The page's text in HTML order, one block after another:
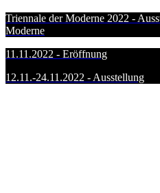
Triennale der Moderne 2022 -
Moderne
11.11.2022 - Eröffnung
12.11.-24.11.2022 - Ausstellung